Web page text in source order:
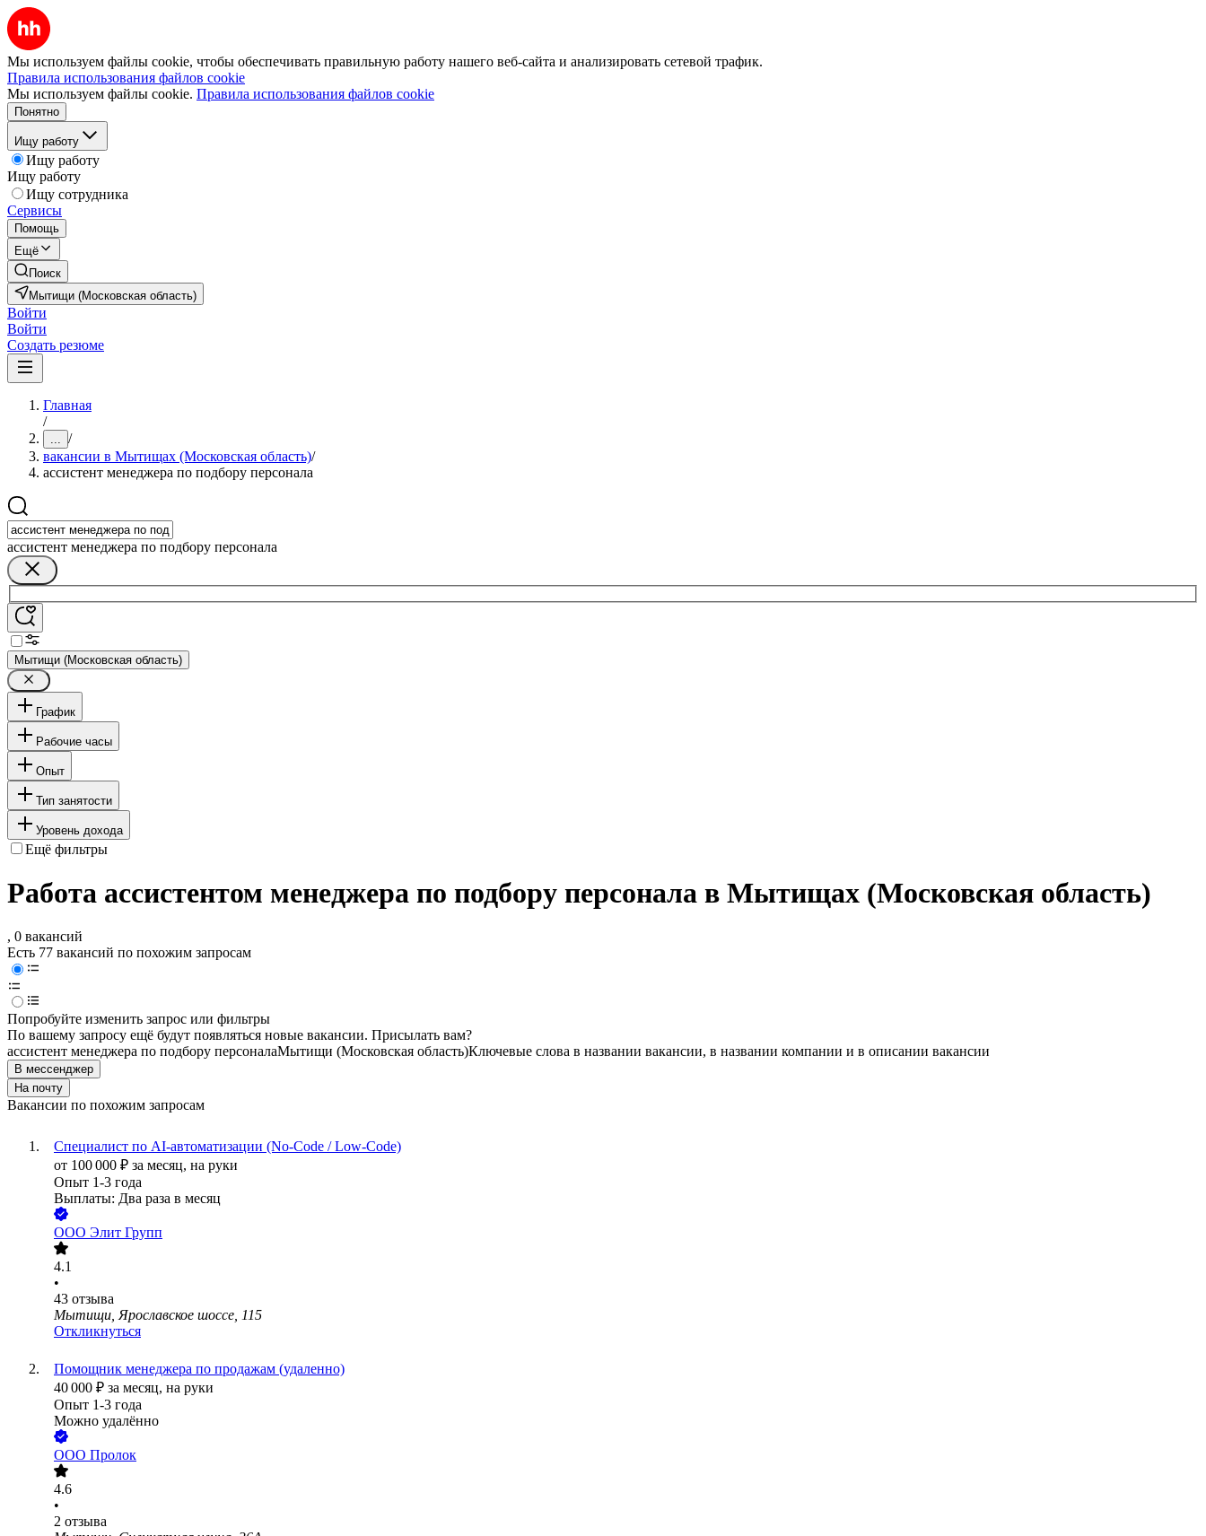
Мы используем файлы cookie, чтобы обеспечивать правильную работу нашего веб-сайта и анализировать сетевой трафик.
Правила использования файлов cookie
Мы используем файлы cookie. Правила использования файлов cookie
Понятно
Ищу работу
Ищу работу
Ищу работу
Ищу сотрудника
Сервисы
Помощь
Ещё
Поиск
Мытищи (Московская область)
Войти
Войти
Создать резюме
Главная
/
... /
вакансии в Мытищах (Московская область)/
ассистент менеджера по подбору персонала
ассистент менеджера по подбору персонала
Мытищи (Московская область)
График
Рабочие часы
Опыт
Тип занятости
Уровень дохода
Ещё фильтры
Работа ассистентом менеджера по подбору персонала в Мытищах (Московская область)
, 0 вакансий
Есть 77 вакансий по похожим запросам
Попробуйте изменить запрос или фильтры
По вашему запросу ещё будут появляться новые вакансии. Присылать вам?
ассистент менеджера по подбору персоналаМытищи (Московская область)Ключевые слова в названии вакансии, в названии компании и в описании вакансии
В мессенджер
На почту
Вакансии по похожим запросам
Специалист по AI-автоматизации (No-Code / Low-Code)
от 100 000 ₽ за месяц, на руки
Опыт 1-3 года
Выплаты: Два раза в месяц
ООО Элит Групп
4.1
•
43 отзыва
Мытищи, Ярославское шоссе, 115
Откликнуться
Помощник менеджера по продажам (удаленно)
40 000 ₽ за месяц, на руки
Опыт 1-3 года
Можно удалённо
ООО Пролок
4.6
•
2 отзыва